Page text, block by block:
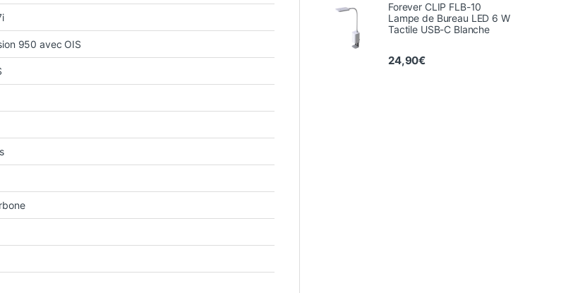
950 avec OIS
Forever CLIP FLB-10
Lampe de Bureau LED 6 W
Tactile USB-C Blanche
24,90€